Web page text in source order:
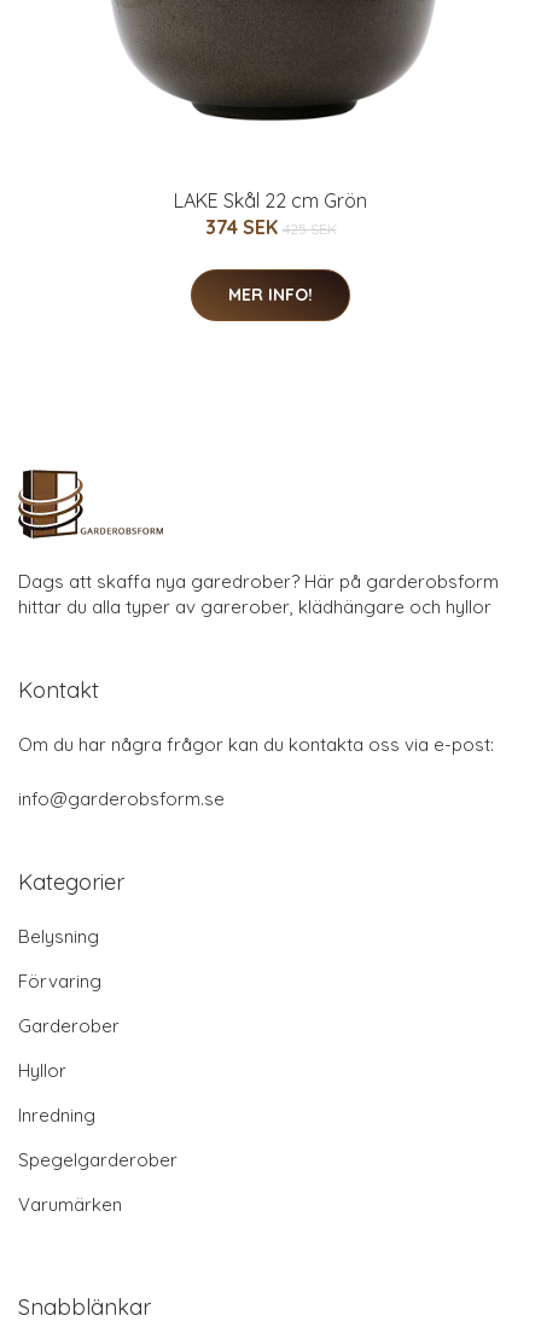
LAKE Skål 22 cm Grön
374 SEK 425 SEK
MER INFO!
Dags att skaffa nya garedrober? Här på garderobsform
hittar du alla typer av garerober, klädhängare och hyllor
Kontakt
Om du har några frågor kan du kontakta oss via e-post:
info@garderobsform.se
Kategorier
Belysning
Förvaring
Garderober
Hyllor
Inredning
Spegelgarderober
Varumärken
Snabblänkar